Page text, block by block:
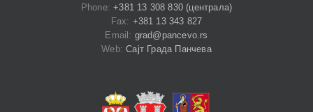
Phone:+381 13 308 830 (централа)
Fax: +381 13 343 827
Email: grad@pancevo.rs
Web:Сајт Града Панчева